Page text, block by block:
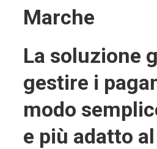
Marche
La soluzione
gestire i
modo
e più adatto